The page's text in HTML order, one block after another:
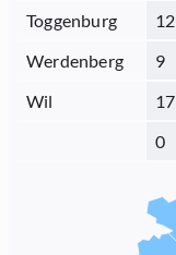
Toggenburg
12
Werdenberg
9
Wil
17
0